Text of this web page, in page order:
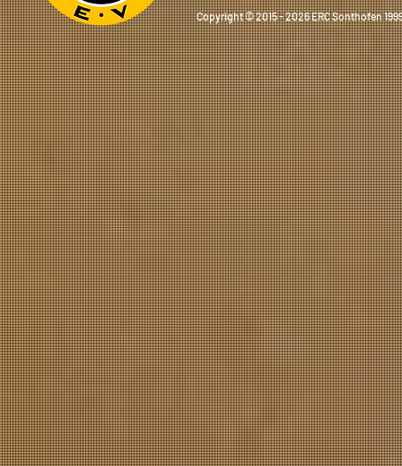
Copyright © 2015 - 2026 ERC Sonthofen